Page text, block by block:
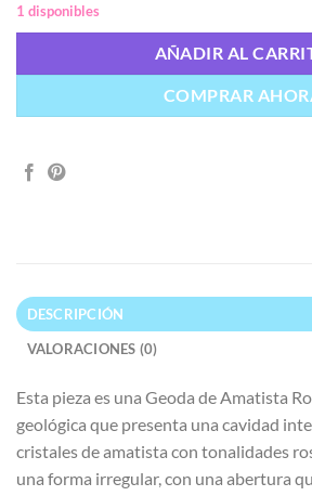
1 disponibles
AÑADIR AL
COMPRAR
DESCRIPCIÓN
VALORACIONES (0)
Esta pieza es una Geoda de Amatista
geológica que presenta una cavidad
cristales de amatista con tonalidades
una forma irregular, con una abertura